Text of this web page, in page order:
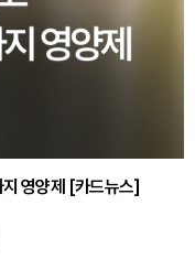
영양제 [카드뉴스]